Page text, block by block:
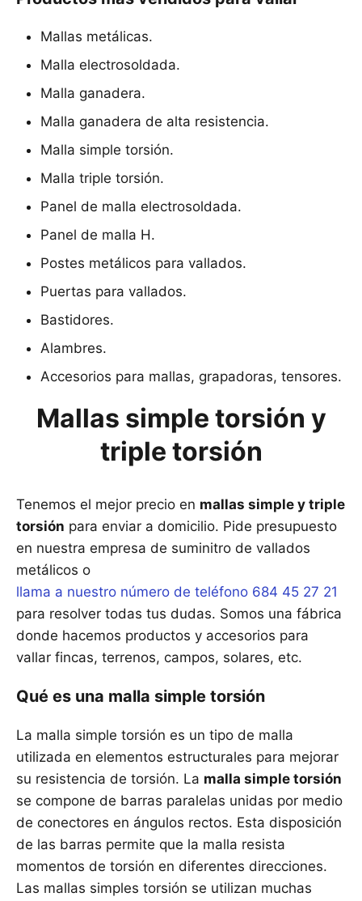
Mallas metálicas.
Malla electrosoldada.
Malla ganadera.
Malla ganadera de alta resistencia.
Malla simple torsión.
Malla triple torsión.
Panel de malla electrosoldada.
Panel de malla H.
Postes metálicos para vallados.
Puertas para vallados.
Bastidores.
Alambres.
Accesorios para mallas, grapadoras, tensores.
Mallas simple torsión y
triple torsión
Tenemos el mejor precio en mallas simple y triple
torsión para enviar a domicilio. Pide presupuesto
en nuestra empresa de suminitro de vallados
metálicos o
llama a nuestro número de teléfono 684 45 27 21
para resolver todas tus dudas. Somos una fábrica
donde hacemos productos y accesorios para
vallar fincas, terrenos, campos, solares, etc.
Qué es una malla simple torsión
La malla simple torsión es un tipo de malla
utilizada en elementos estructurales para mejorar
su resistencia de torsión. La malla simple torsión
se compone de barras paralelas unidas por medio
de conectores en ángulos rectos. Esta disposición
de las barras permite que la malla resista
momentos de torsión en diferentes direcciones.
Las mallas simples torsión se utilizan muchas